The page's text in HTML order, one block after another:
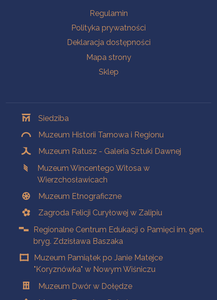
Regulamin
Polityka prywatności
Deklaracja dostępności
Mapa strony
Sklep
Siedziba
Muzeum Historii Tarnowa i Regionu
Muzeum Ratusz - Galeria Sztuki Dawnej
Muzeum Wincentego Witosa w
Wierzchosławicach
Muzeum Etnograficzne
Zagroda Felicji Curyłowej w Zalipiu
Regionalne Centrum Edukacji o Pamięci im. gen.
bryg. Zdzisława Baszaka
Muzeum Pamiątek po Janie Matejce
"Koryznówka" w Nowym Wiśniczu
Muzeum Dwór w Dołędze